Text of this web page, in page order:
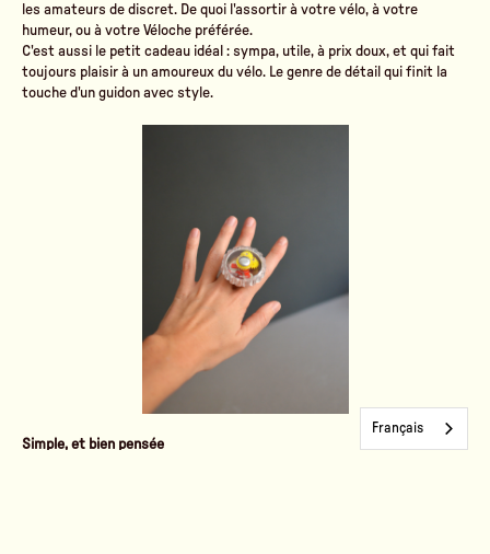
les amateurs de discret. De quoi l'assortir à votre vélo, à votre
humeur, ou à votre Véloche préférée.
C'est aussi le petit cadeau idéal : sympa, utile, à prix doux, et qui fait
toujours plaisir à un amoureux du vélo. Le genre de détail qui finit la
touche d'un guidon avec style.
Simple, et bien pensée
Français